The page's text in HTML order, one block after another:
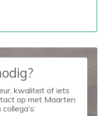
kwaliteit of iets
op met Maarten